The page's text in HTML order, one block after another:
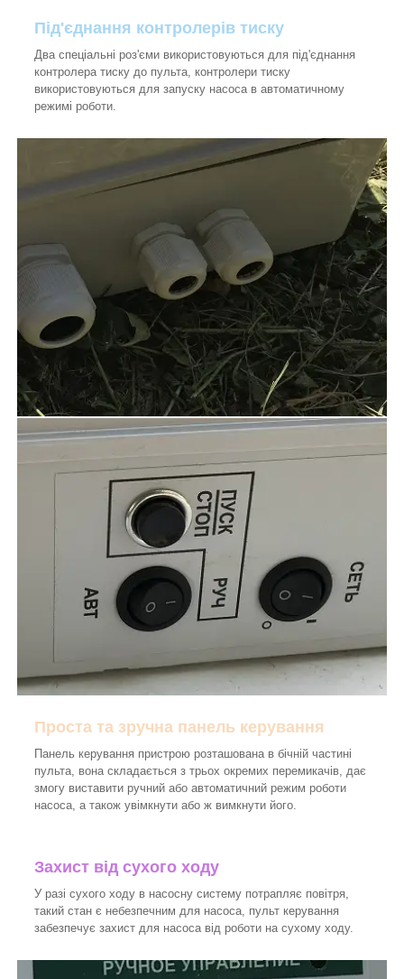
Під'єднання контролерів тиску
Два спеціальні роз'єми використовуються для під'єднання
контролера тиску до пульта, контролери тиску
використовуються для запуску насоса в автоматичному
режимі роботи.
Проста та зручна панель керування
Панель керування пристрою розташована в бічній частині
пульта, вона складається з трьох окремих перемикачів, дає
змогу виставити ручний або автоматичний режим роботи
насоса, а також увімкнути або ж вимкнути його.
Захист від сухого ходу
У разі сухого ходу в насосну систему потрапляє повітря,
такий стан є небезпечним для насоса, пульт керування
забезпечує захист для насоса від роботи на сухому ходу.